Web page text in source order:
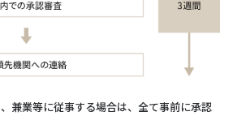
兼業等に従事する場合は、全て事前に承認